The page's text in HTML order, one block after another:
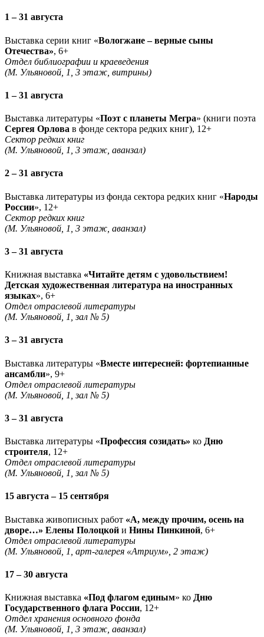
1 – 31 августа
Выставка серии книг «Вологжане – верные сыны
Отечества», 6+
Отдел библиографии и краеведения
(М. Ульяновой, 1, 3 этаж, витрины)
1 – 31 августа
Выставка литературы «Поэт с планеты Мегра» (книги поэта
Сергея Орлова в фонде сектора редких книг), 12+
Сектор редких книг
(М. Ульяновой, 1, 3 этаж, аванзал)
2 – 31 августа
Выставка литературы из фонда сектора редких книг «Народы
России», 12+
Сектор редких книг
(М. Ульяновой, 1, 3 этаж, аванзал)
3 – 31 августа
Книжная выставка «Читайте детям с удовольствием!
Детская художественная литература на иностранных
языках», 6+
Отдел отраслевой литературы
(М. Ульяновой, 1, зал № 5)
3 – 31 августа
Выставка литературы «Вместе интересней: фортепианные
ансамбли», 9+
Отдел отраслевой литературы
(М. Ульяновой, 1, зал № 5)
3 – 31 августа
Выставка литературы «Профессия созидать» ко Дню
строителя, 12+
Отдел отраслевой литературы
(М. Ульяновой, 1, зал № 5)
15 августа – 15 сентября
Выставка живописных работ «А, между прочим, осень на
дворе…» Елены Полоцкой и Нины Пинкиной, 6+
Отдел отраслевой литературы
(М. Ульяновой, 1, арт-галерея «Атриум», 2 этаж)
17 – 30 августа
Книжная выставка «Под флагом единым» ко Дню
Государственного флага России, 12+
Отдел хранения основного фонда
(М. Ульяновой, 1, 3 этаж, аванзал)